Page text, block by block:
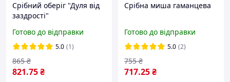
Срібний оберіг "Дуля від
заздрості"
Готово до відправки
5.0 (1)
821.75₴
865 ₴
Срібна миша гаманцева
Готово до відправки
5.0 (2)
717.25₴
755 ₴